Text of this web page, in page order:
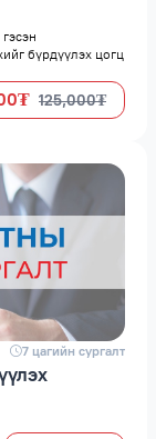
бүрдүүлэх цогц
125,000₮
7 цагийн сургалт